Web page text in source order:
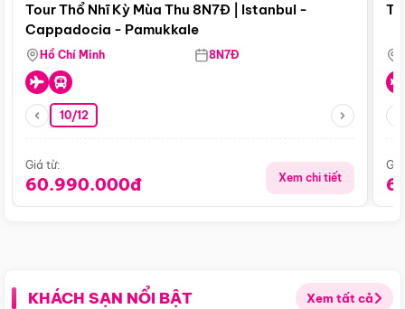
Tour Thổ Nhĩ Kỳ Mùa Thu 8N7Đ | Istanbul -
Cappadocia - Pamukkale
Hồ Chí Minh 8N7Đ
10/12
Giá từ:
60.990.000đ Xem chi tiết
KHÁCH SẠN NỔI BẬT Xem tất cả